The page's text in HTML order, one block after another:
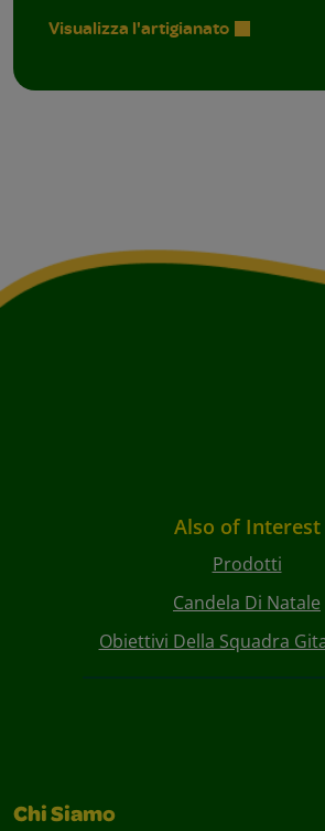
Visualizza l'artigianato
Also of Interest
Prodotti
Candela Di Natale
Obiettivi Della Squadra
Chi Siamo